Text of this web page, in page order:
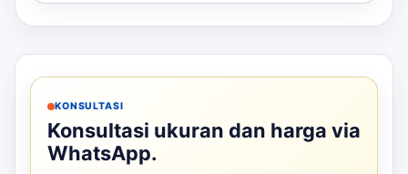
KONSULTASI
Konsultasi ukuran dan harga via
WhatsApp.